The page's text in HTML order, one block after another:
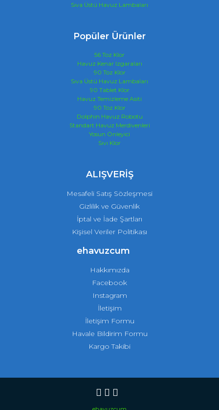
Sıva Üstü Havuz Lambaları
Popüler Ürünler
56 Toz Klor
Havuz Kenar Izgaraları
90 Toz Klor
Sıva Üstü Havuz Lambaları
90 Tablet Klor
Havuz Temizleme Asiti
90 Toz Klor
Dolphin Havuz Robotu
Standart Havuz Merdivenleri
Yosun Önleyici
Sıvı Klor
ALIŞVERİŞ
Mesafeli Satış Sözleşmesi
Gizlilik ve Güvenlik
İptal ve İade Şartları
Kişisel Veriler Politikası
ehavuzcum
Hakkımızda
Facebook
Instagram
İletişim
İletişim Formu
Havale Bildirim Formu
Kargo Takibi